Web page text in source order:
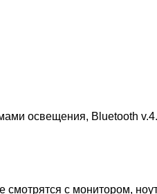
освещения, Bluetooth
с монитором,